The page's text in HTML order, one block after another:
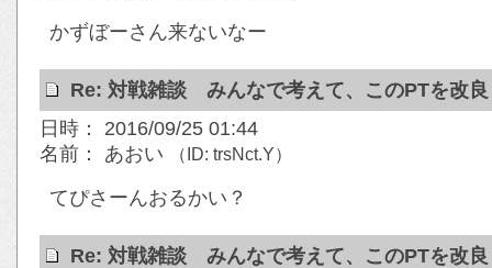
かずぼーさん来ないなー
Re: 対戦雑談 みんなで考えて、このPTを改
日時： 2016/09/25 01:44
名前： あおい
（ID: trsNct.Y）
てぴさーんおるかい？
Re: 対戦雑談 みんなで考えて、このPTを改